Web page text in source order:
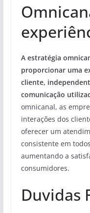
A estratégia
proporcionar uma
cliente,
comunicação
omnicanal, as
interações dos
oferecer um
consistente em
aumentando a
consumidores.
Duvidas